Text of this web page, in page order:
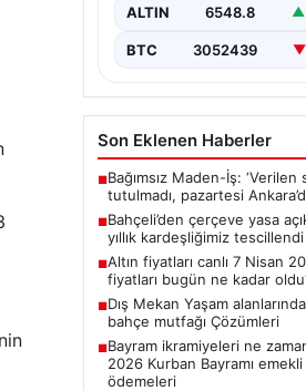
ALTIN 6548.8 ▲
BTC 3052439 ▼
Son Eklenen Haberler
■Bağımsız Maden-İş: ‘Verilen
tutulmadı, pazartesi
■Bahçeli’den çerçeve yasa
yıllık kardeşliğimiz tescillendi
■Altın fiyatları canlı 7 Nisan
fiyatları bugün ne kadar
■Dış Mekan Yaşam
bahçe mutfağı Çözümleri
■Bayram ikramiyeleri ne
2026 Kurban Bayramı
ödemeleri